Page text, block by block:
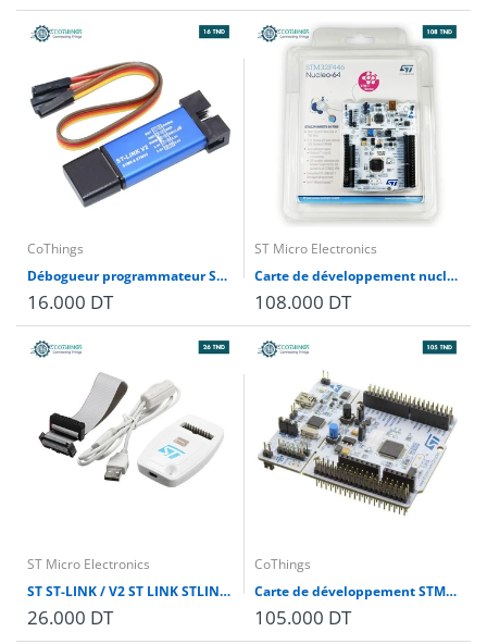
CoThings
Débogueur programmateur ST-Link V2 STM8 & STM32
16.000 DT
ST Micro Electronics
Carte de développement nucléo ST NUCLEO-F446RE série STM32F4
108.000 DT
ST Micro Electronics
ST ST-LINK / V2 ST LINK STLINK STM8 STM32 partie à télécharger
26.000 DT
CoThings
Carte de développement STM32 NUCLEO-L476RG STMicroelectronics
105.000 DT